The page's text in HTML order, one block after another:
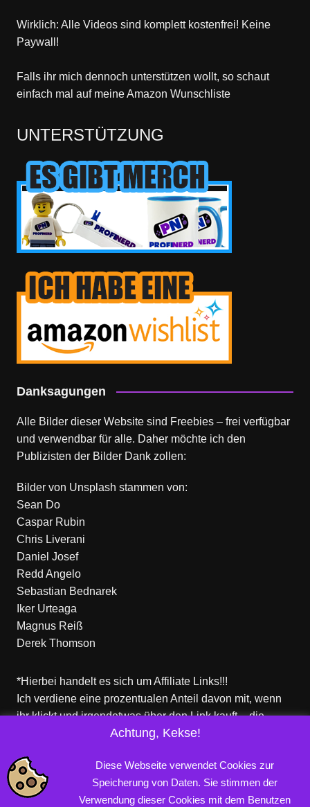
Wirklich: Alle Videos sind komplett kostenfrei! Keine
Paywall!
Falls ihr mich dennoch unterstützen wollt, so schaut
einfach mal auf meine Amazon Wunschliste
UNTERSTÜTZUNG
Danksagungen
Alle Bilder dieser Website sind Freebies – frei verfügbar
und verwendbar für alle. Daher möchte ich den
Publizisten der Bilder Dank zollen:
Bilder von Unsplash stammen von:
Sean Do
Caspar Rubin
Chris Liverani
Daniel Josef
Redd Angelo
Sebastian Bednarek
Iker Urteaga
Magnus Reiß
Derek Thomson
*Hierbei handelt es sich um Affiliate Links!!!
Ich verdiene eine prozentualen Anteil davon mit, wenn
ihr klickt und irgendetwas über den Link kauft – die
Produkte dort sind aber nicht von mir!
Achtung, Kekse!
Diese Webseite verwendet Cookies zur
Speicherung von Daten. Sie stimmen der
Verwendung dieser Cookies mit dem Benutzen